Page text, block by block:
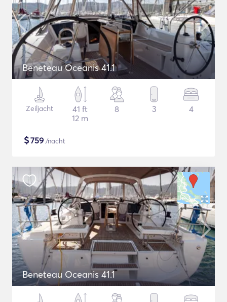
Beneteau Oceanis 41.1
Zeiljacht
41 ft
12 m
8 3 4
$759 /nacht
Beneteau Oceanis 41.1